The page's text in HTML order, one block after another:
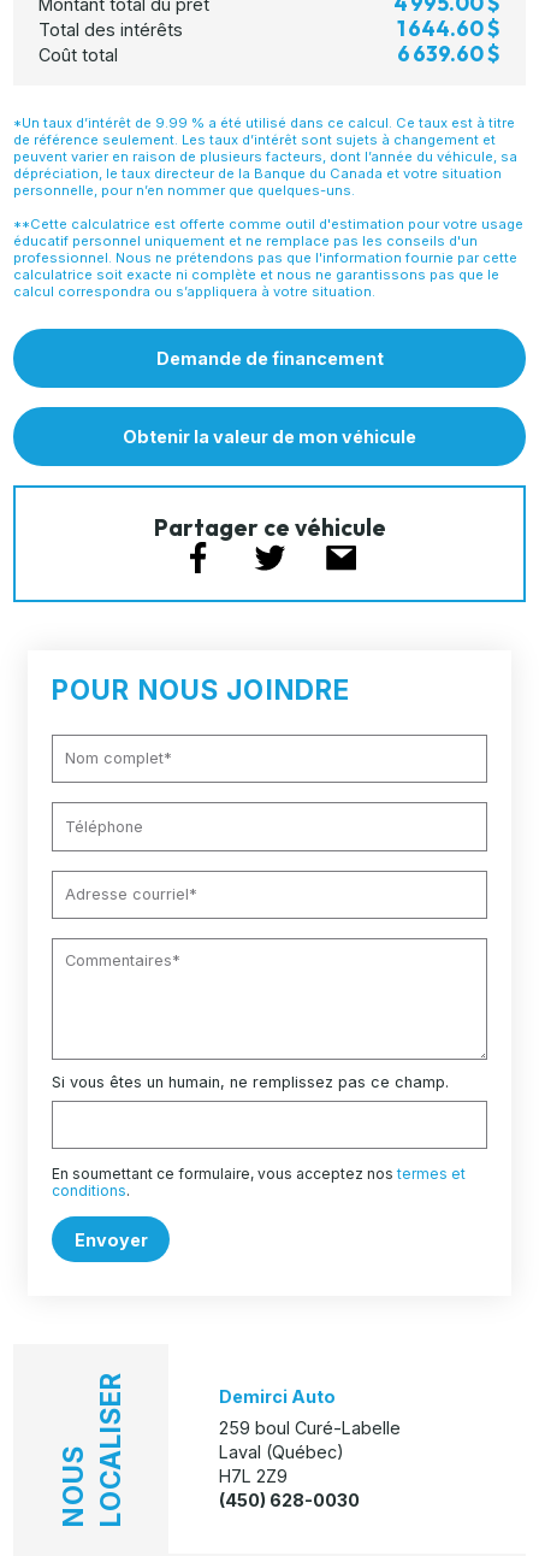
Montant total du prêt
Total des intérêts 1 644.60 $
Coût total 6 639.60 $
*Un taux d’intérêt de 9.99 % a été utilisé dans ce calcul. Ce taux est à titre
de référence seulement. Les taux d’intérêt sont sujets à changement et
peuvent varier en raison de plusieurs facteurs, dont l’année du véhicule, sa
dépréciation, le taux directeur de la Banque du Canada et votre situation
personnelle, pour n’en nommer que quelques-uns.
**Cette calculatrice est offerte comme outil d'estimation pour votre usage
éducatif personnel uniquement et ne remplace pas les conseils d'un
professionnel. Nous ne prétendons pas que l'information fournie par cette
calculatrice soit exacte ni complète et nous ne garantissons pas que le
calcul correspondra ou s’appliquera à votre situation.
Demande de financement
Obtenir la valeur de mon véhicule
Partager ce véhicule
POUR NOUS JOINDRE
Si vous êtes un humain, ne remplissez pas ce champ.
En soumettant ce formulaire, vous acceptez nostermes et
conditions.
Envoyer
NOUS LOCALISER
Demirci Auto
259 boul Curé-Labelle
Laval (Québec)
H7L 2Z9
(450) 628-0030